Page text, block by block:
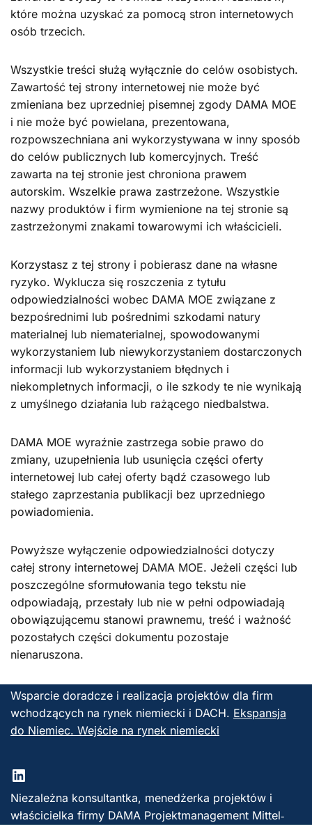
które można uzyskać za pomocą stron internetowych
osób trzecich.
Wszystkie treści służą wyłącznie do celów osobistych.
Zawartość tej strony internetowej nie może być
zmieniana bez uprzedniej pisemnej zgody DAMA MOE
i nie może być powielana, prezentowana,
rozpowszechniana ani wykorzystywana w inny sposób
do celów publicznych lub komercyjnych. Treść
zawarta na tej stronie jest chroniona prawem
autorskim. Wszelkie prawa zastrzeżone. Wszystkie
nazwy produktów i firm wymienione na tej stronie są
zastrzeżonymi znakami towarowymi ich właścicieli.
Korzystasz z tej strony i pobierasz dane na własne
ryzyko. Wyklucza się roszczenia z tytułu
odpowiedzialności wobec DAMA MOE związane z
bezpośrednimi lub pośrednimi szkodami natury
materialnej lub niematerialnej, spowodowanymi
wykorzystaniem lub niewykorzystaniem dostarczonych
informacji lub wykorzystaniem błędnych i
niekompletnych informacji, o ile szkody te nie wynikają
z umyślnego działania lub rażącego niedbalstwa.
DAMA MOE wyraźnie zastrzega sobie prawo do
zmiany, uzupełnienia lub usunięcia części oferty
internetowej lub całej oferty bądź czasowego lub
stałego zaprzestania publikacji bez uprzedniego
powiadomienia.
Powyższe wyłączenie odpowiedzialności dotyczy
całej strony internetowej DAMA MOE. Jeżeli części lub
poszczególne sformułowania tego tekstu nie
odpowiadają, przestały lub nie w pełni odpowiadają
obowiązującemu stanowi prawnemu, treść i ważność
pozostałych części dokumentu pozostaje
nienaruszona.
Wsparcie doradcze i realizacja projektów dla firm
wchodzących na rynek niemiecki i DACH. Ekspansja
do Niemiec. Wejście na rynek niemiecki
Niezależna konsultantka, menedżerka projektów i
właścicielka firmy DAMA Projektmanagement Mittel‑